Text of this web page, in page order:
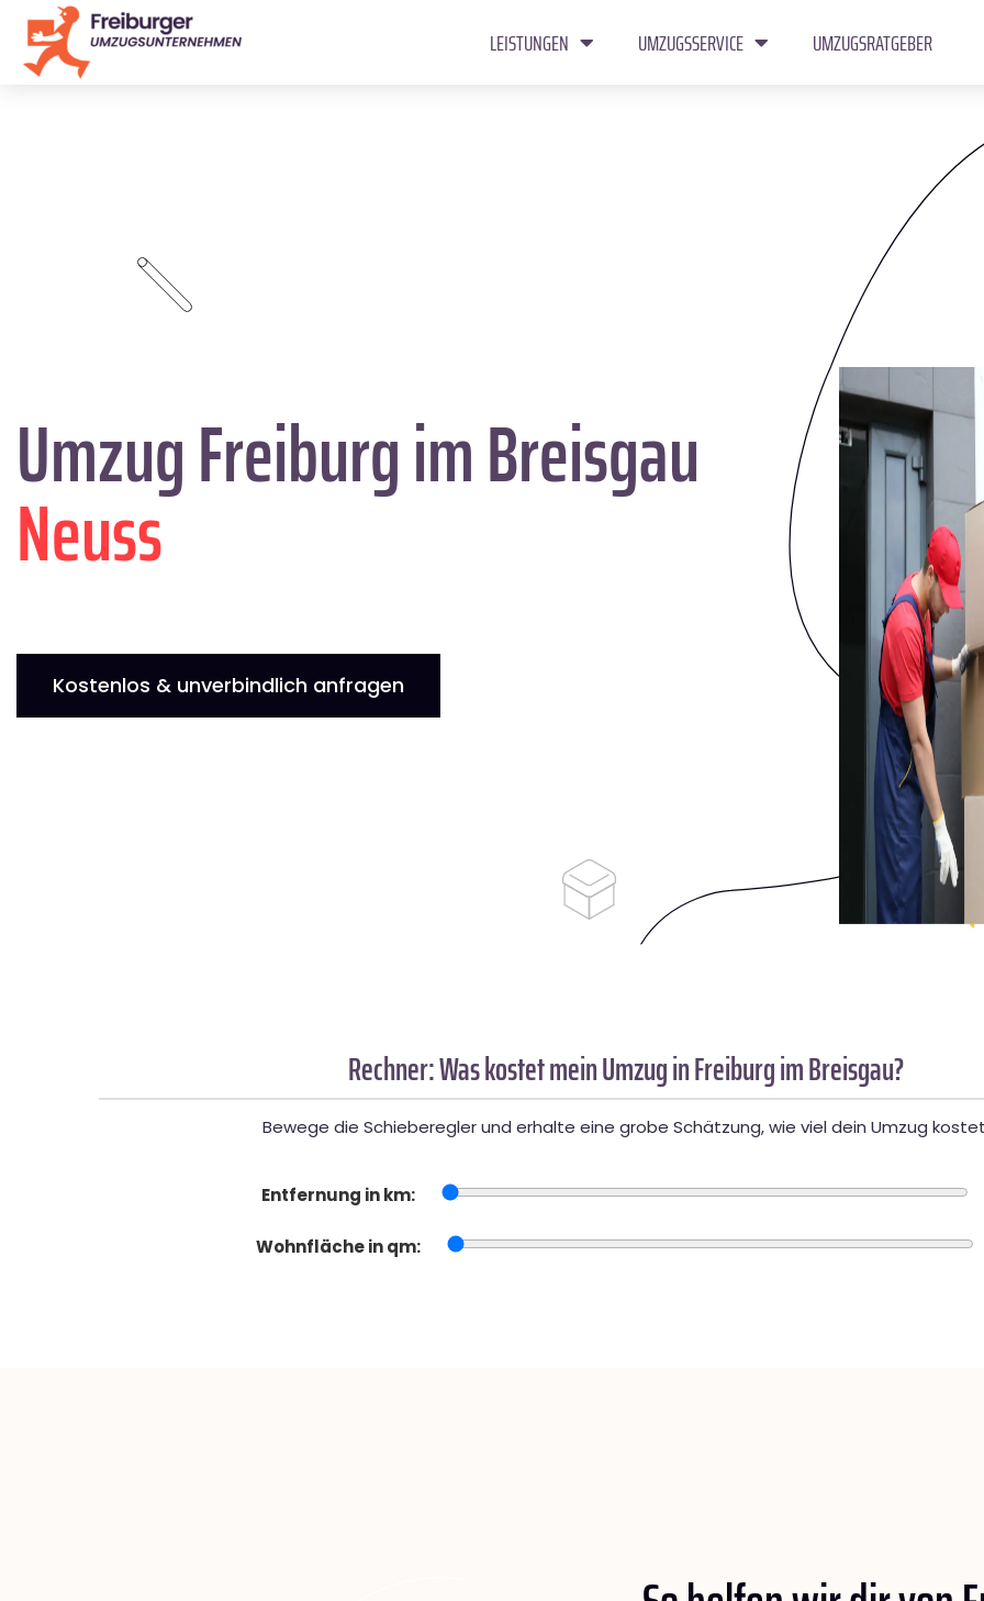
LEISTUNGEN UMZUGSSERVICE UMZUGSRATGEBER
Umzug Freiburg im Breisgau
Neuss
Kostenlos & unverbindlich anfragen
Rechner: Was kostet mein Umzug in Freiburg im Breisgau?
Bewege die Schieberegler und erhalte eine grobe Schätzung, wie viel dein Umzug
Entfernung in km:
Wohnfläche in qm: